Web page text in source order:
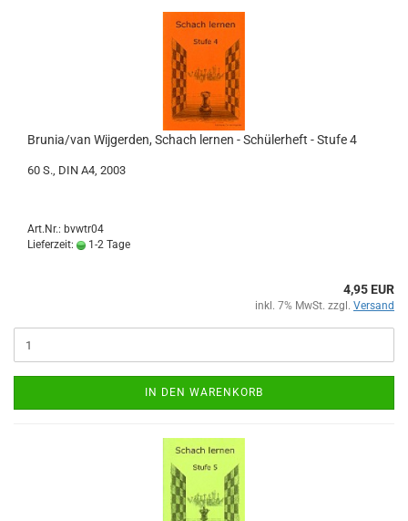
Brunia/van Wijgerden, Schach lernen - Schülerheft - Stufe 4
60 S., DIN A4, 2003
Art.Nr.: bvwtr04
Lieferzeit:
1-2 Tage
4,95 EUR
inkl. 7% MwSt. zzgl. Versand
IN DEN WARENKORB